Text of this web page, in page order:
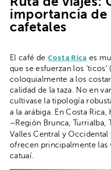
importancia de
cafetales
El café de Costa Rica es
que se esfuerzan los
coloquialmente a los
calidad de la taza. No en
cultivase la tipología
a la arábiga. En Costa Rica,
–Región Brunca, Turrialba,
Valles Central y Occidental
ofrecen principalmente las
catuaí.